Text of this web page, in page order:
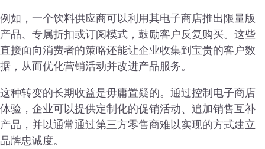
例如，一个饮料供应商可以利用其电子商店推出限量版
产品、专属折扣或订阅模式，鼓励客户反复购买。这些
直接面向消费者的策略还能让企业收集到宝贵的客户数
据，从而优化营销活动并改进产品服务。
这种转变的长期收益是毋庸置疑的。通过控制电子商店
体验，企业可以提供定制化的促销活动、追加销售互补
产品，并以通常通过第三方零售商难以实现的方式建立
品牌忠诚度。